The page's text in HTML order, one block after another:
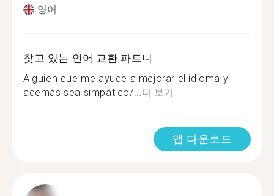
영어
찾고 있는 언어 교환 파트너
Alguien que me ayude a mejorar el idioma y
además sea simpático/...더 보기
앱 다운로드